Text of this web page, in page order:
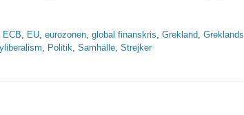
ECB, EU, eurozonen, global finanskris, Grekland, Greklands
, Politik, Samhälle, Strejker